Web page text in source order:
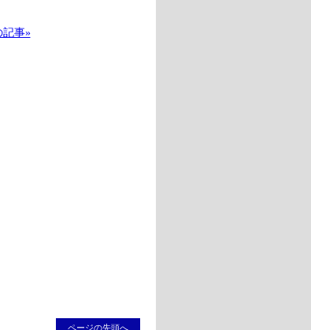
記事»
ページの先頭へ